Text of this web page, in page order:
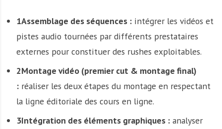
1Assemblage des séquences :intégrer les vidéos et
pistes audio tournées par différents prestataires
externes pour constituer des rushes exploitables.
2Montage vidéo (premier cut & montage final)
:réaliser les deux étapes du montage en respectant
la ligne éditoriale des cours en ligne.
3Intégration des éléments graphiques :analyser